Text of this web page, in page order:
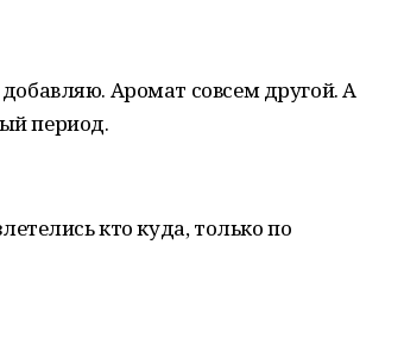
Аромат совсем другой. А
период.
кто куда, только по